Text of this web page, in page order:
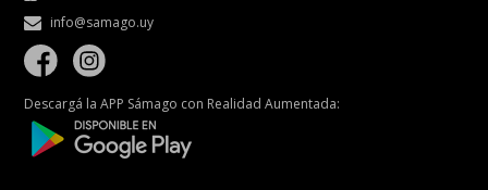
info@samago.uy
Descargá la APP Sámago con Realidad Aumentada: